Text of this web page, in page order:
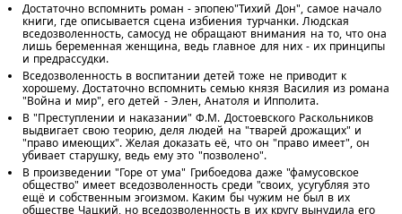
Достаточно вспомнить роман - эпопею"Тихий Дон", самое начало
книги, где описывается сцена избиения турчанки. Людская
вседозволенность, самосуд не обращают внимания на то, что она
лишь беременная женщина, ведь главное для них - их принципы
и предрассудки.
Вседозволенность в воспитании детей тоже не приводит к
хорошему. Достаточно вспомнить семью князя Василия из романа
"Война и мир", его детей - Элен, Анатоля и Ипполита.
В "Преступлении и наказании" Ф.М. Достоевского Раскольников
выдвигает свою теорию, деля людей на "тварей дрожащих" и
"право имеющих". Желая доказать её, что он "право имеет", он
убивает старушку, ведь ему это "позволено".
В произведении "Горе от ума" Грибоедова даже "фамусовское
общество" имеет вседозволенность среди "своих, усугубляя это
ещё и собственным эгоизмом. Каким бы чужим не был в их
обществе Чацкий, но вседозволенность в их кругу вынудила его